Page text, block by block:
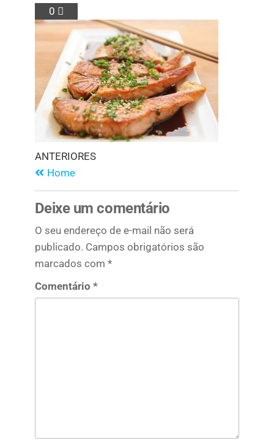
0
ANTERIORES
Home
Deixe um comentário
O seu endereço de e-mail não será
publicado. Campos obrigatórios são
marcados com *
Comentário *